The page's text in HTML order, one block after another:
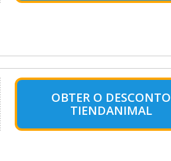
OBTER O DESCONTO
TIENDANIMAL